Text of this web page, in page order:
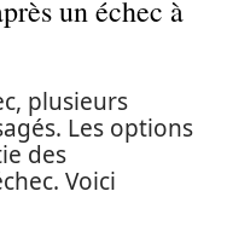
un échec à
plusieurs
Les options
des
Voici